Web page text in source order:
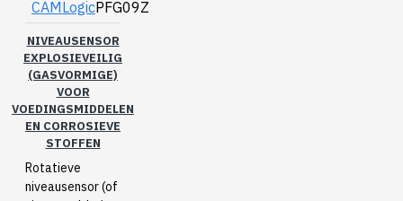
CAMLogicPFG09Z
NIVEAUSENSOR
EXPLOSIEVEILIG
(GASVORMIGE)
VOOR
VOEDINGSMIDDELEN
EN CORROSIEVE
STOFFEN
Rotatieve
niveausensor (of